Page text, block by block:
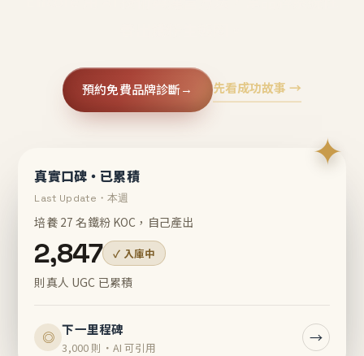
預約免費品牌診斷→ 先看成功故事 →
✦
真實口碑・已累積
Last Update・本週
培養 27 名鐵粉 KOC，自己產出
2,847 ✓ 入庫中
則真人 UGC 已累積
◎ 下一里程碑
3,000 則・AI 可引用
→